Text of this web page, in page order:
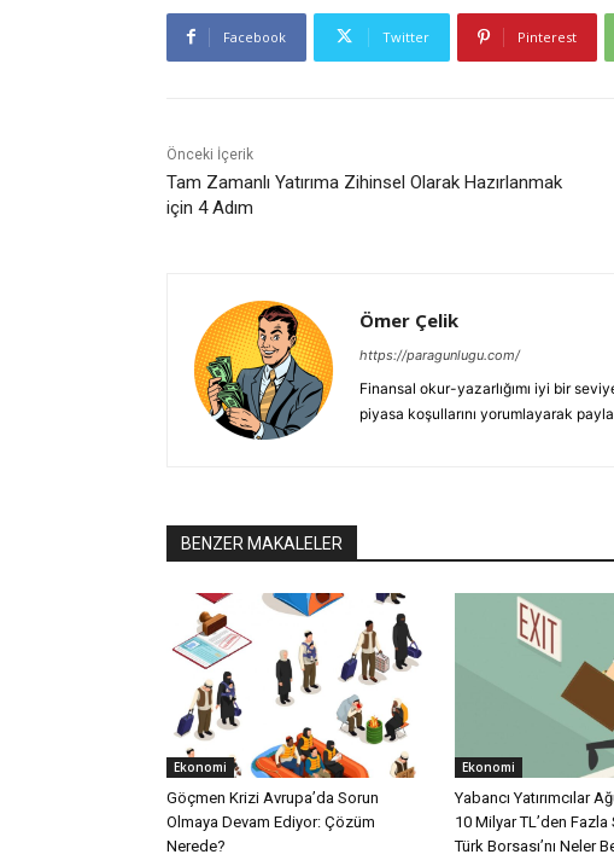
Facebook Twitter Pinterest
Önceki İçerik
Tam Zamanlı Yatırıma Zihinsel Olarak Hazırlanmak
için 4 Adım
Ömer Çelik
https://paragunlugu.com/
Finansal okur-yazarlığımı iyi bir
piyasa koşullarını yorumlayarak
BENZER MAKALELER
Ekonomi
Göçmen Krizi Avrupa’da Sorun
Olmaya Devam Ediyor: Çözüm
Nerede?
Ekonomi
Yabancı Yatırımcılar
10 Milyar TL’den Fazla
Türk Borsası’nı Neler